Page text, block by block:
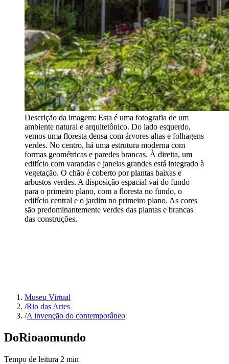
Descrição da imagem: Esta é uma fotografia de um
ambiente natural e arquitetônico. Do lado esquerdo,
vemos uma floresta densa com árvores altas e folhagens
verdes. No centro, há uma estrutura moderna com
formas geométricas e paredes brancas. À direita, um
edifício com varandas e janelas grandes está integrado à
vegetação. O chão é coberto por plantas baixas e
arbustos verdes. A disposição espacial vai do fundo
para o primeiro plano, com a floresta no fundo, o
edifício central e o jardim no primeiro plano. As cores
são predominantemente verdes das plantas e brancas
das construções.
Museu Virtual
/Rio das Artes
/A invenção do contemporâneo
DoRioaomundo
Tempo de leitura 2 min